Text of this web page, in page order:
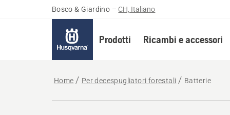
Bosco & Giardino – CH, Italiano
Prodotti Ricambi e accessori
Home Per decespugliatori forestali Batterie